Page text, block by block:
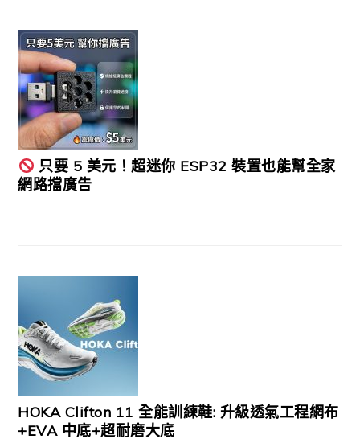
只要 5 美元！超迷你 ESP32 裝置也能幫全家
網路擋廣告
HOKA Clifton 11 全能訓練鞋: 升級透氣工程網布
+EVA 中底+超耐磨大底